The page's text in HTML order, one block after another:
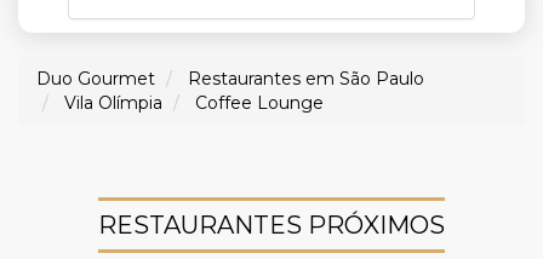
Duo Gourmet
Restaurantes em São Paulo
Vila Olímpia
Coffee Lounge
RESTAURANTES PRÓXIMOS